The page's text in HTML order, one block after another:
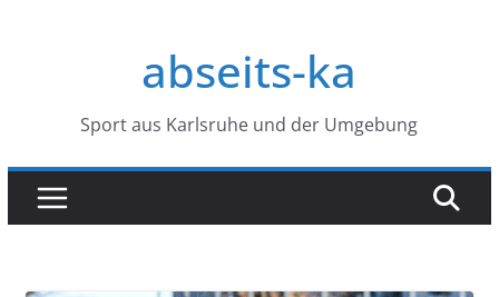
abseits-ka
Sport aus Karlsruhe und der Umgebung